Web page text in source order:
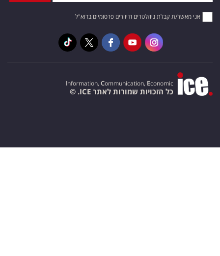
אני מאשר/ת קבלת ניוזלטרים ודיוורים פרסומיים בדוא"ל
Information, Communication, Economic
כל הזכויות שמורות לאתר ICE. ©